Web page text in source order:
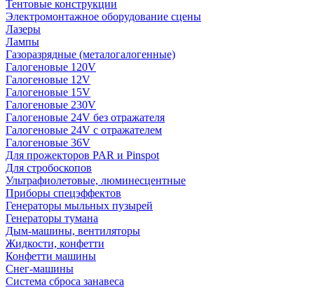
Тентовые конструкции
Электромонтажное оборудование сцены
Лазеры
Лампы
Газоразрядные (металогалогенные)
Галогеновые 120V
Галогеновые 12V
Галогеновые 15V
Галогеновые 230V
Галогеновые 24V без отражателя
Галогеновые 24V с отражателем
Галогеновые 36V
Для прожекторов PAR и Pinspot
Для стробоскопов
Ультрафиолетовые, люминесцентные
Приборы спецэффектов
Генераторы мыльных пузырей
Генераторы тумана
Дым-машины, вентиляторы
Жидкости, конфетти
Конфетти машины
Снег-машины
Система сброса занавеса